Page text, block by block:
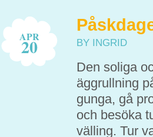
APR
20 BY INGRID
Den soliga
äggrullning
gunga, gå
och besöka
välling. Tur